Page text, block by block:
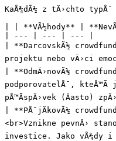
KaÅ¾dÃ½ z tÄ›chto
| | **VÃ½hody** |
| --- | --- | --- |
| **DarcovskÃ½
projektu nebo vÄ›ci
| **OdmÄ›novÃ½
podporovatelÅ¯, kteÅ™Ã­
pÅ™Ã­spÄ›vek (Äasto)
| **PÅ¯jÄkovÃ½
<br>Vznikne pevnÄ›
investice. Jako vÅ¾dy i v